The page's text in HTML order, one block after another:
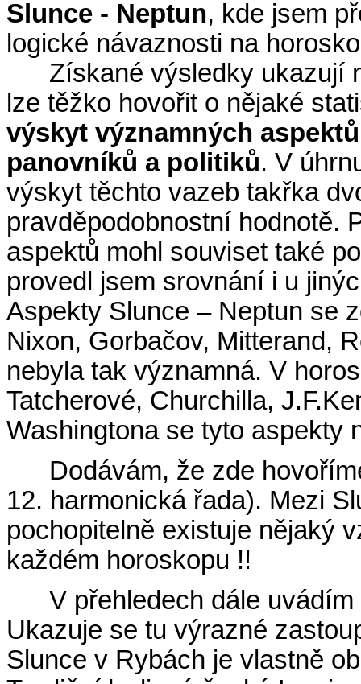
Slunce - Neptun, kde jsem
logické návaznosti na
Získané výsledky ukazují
lze těžko hovořit o nějaké
výskyt významných
panovníků a politiků. V
výskyt těchto vazeb takřka
pravděpodobnostní hodnotě.
aspektů mohl souviset také
provedl jsem srovnání i u
Aspekty Slunce – Neptun se
Nixon, Gorbačov, Mitterand,
nebyla tak významná. V
Tatcherové, Churchilla,
Washingtona se tyto aspekty
Dodávám, že zde
12. harmonická řada). Mezi
pochopitelně existuje nějaký
každém horoskopu !!
V přehledech dále
Ukazuje se tu výrazné
Slunce v Rybách je vlastně